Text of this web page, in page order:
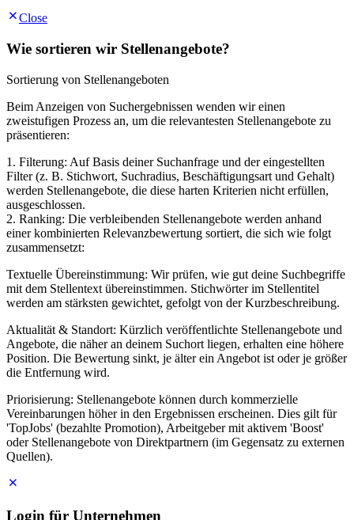
Close
Wie sortieren wir Stellenangebote?
Sortierung von Stellenangeboten
Beim Anzeigen von Suchergebnissen wenden wir einen
zweistufigen Prozess an, um die relevantesten Stellenangebote zu
präsentieren:
1. Filterung: Auf Basis deiner Suchanfrage und der eingestellten
Filter (z. B. Stichwort, Suchradius, Beschäftigungsart und Gehalt)
werden Stellenangebote, die diese harten Kriterien nicht erfüllen,
ausgeschlossen.
2. Ranking: Die verbleibenden Stellenangebote werden anhand
einer kombinierten Relevanzbewertung sortiert, die sich wie folgt
zusammensetzt:
Textuelle Übereinstimmung: Wir prüfen, wie gut deine Suchbegriffe
mit dem Stellentext übereinstimmen. Stichwörter im Stellentitel
werden am stärksten gewichtet, gefolgt von der Kurzbeschreibung.
Aktualität & Standort: Kürzlich veröffentlichte Stellenangebote und
Angebote, die näher an deinem Suchort liegen, erhalten eine höhere
Position. Die Bewertung sinkt, je älter ein Angebot ist oder je größer
die Entfernung wird.
Priorisierung: Stellenangebote können durch kommerzielle
Vereinbarungen höher in den Ergebnissen erscheinen. Dies gilt für
'TopJobs' (bezahlte Promotion), Arbeitgeber mit aktivem 'Boost'
oder Stellenangebote von Direktpartnern (im Gegensatz zu externen
Quellen).
Login für Unternehmen